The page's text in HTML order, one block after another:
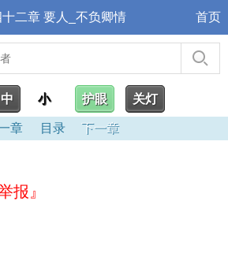
二章 要人_不负卿情 首页
中 小 护眼 关灯
章 目录 下一章
报』